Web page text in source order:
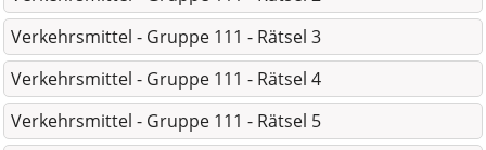
Verkehrsmittel - Gruppe 111 - Rätsel 3
Verkehrsmittel - Gruppe 111 - Rätsel 4
Verkehrsmittel - Gruppe 111 - Rätsel 5